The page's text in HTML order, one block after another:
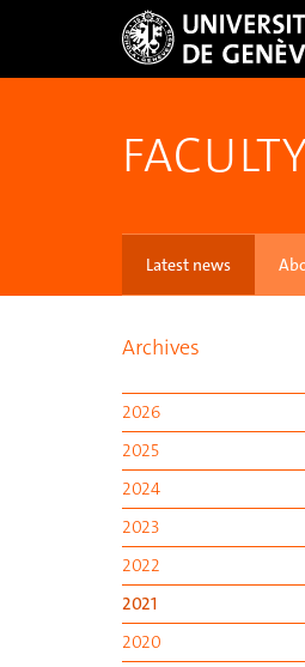
Latest news
Archives
2026
2025
2024
2023
2022
2021
2020